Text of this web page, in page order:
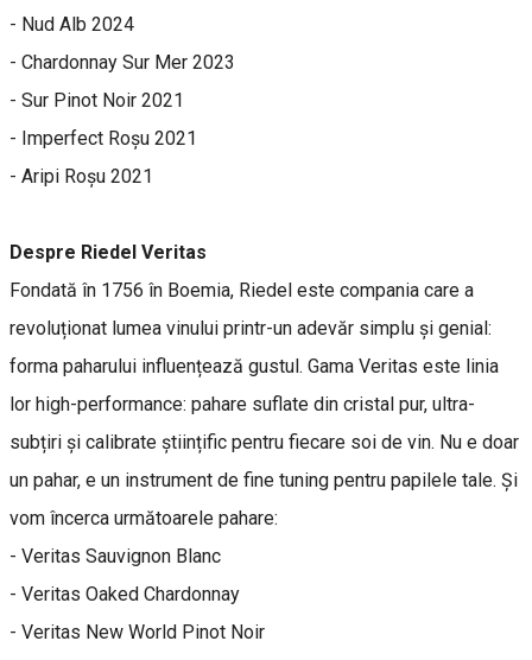
- Nud Alb 2024
- Chardonnay Sur Mer 2023
- Sur Pinot Noir 2021
- Imperfect Roșu 2021
- Aripi Roșu 2021
Despre Riedel Veritas
Fondată în 1756 în Boemia, Riedel este compania care a
revoluționat lumea vinului printr-un adevăr simplu și genial:
forma paharului influențează gustul. Gama Veritas este linia
lor high-performance: pahare suflate din cristal pur, ultra-
subțiri și calibrate științific pentru fiecare soi de vin. Nu e doar
un pahar, e un instrument de fine tuning pentru papilele tale. Și
vom încerca următoarele pahare:
- Veritas Sauvignon Blanc
- Veritas Oaked Chardonnay
- Veritas New World Pinot Noir